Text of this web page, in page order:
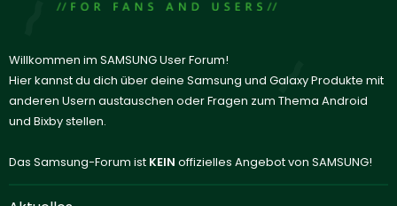
Willkommen im SAMSUNG User Forum!
Hier kannst du dich über deine Samsung und Galaxy Produkte mit
anderen Usern austauschen oder Fragen zum Thema Android
und Bixby stellen.
Das Samsung-Forum ist KEIN offizielles Angebot von SAMSUNG!